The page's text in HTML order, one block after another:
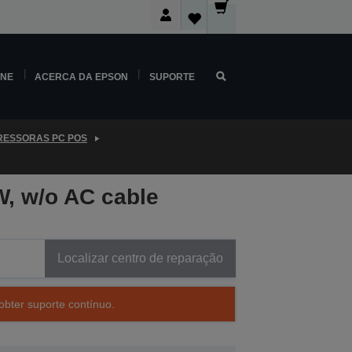
ACERCA DA EPSON SUPORTE
PC POS
w/o AC cable
Localizar centro de reparação
suporte contínuo.